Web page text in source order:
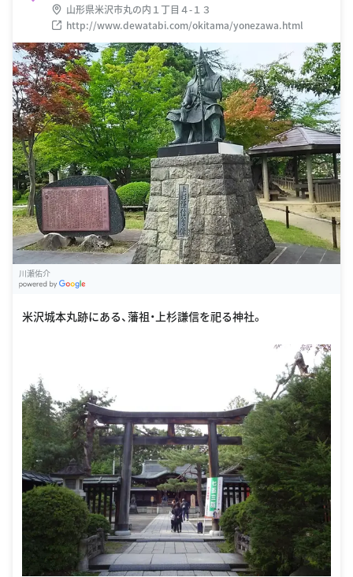
山形県米沢市丸の内１丁目４-１３
http://www.dewatabi.com/okitama/yonezawa.html
川瀬佑介
米沢城本丸跡にある、藩祖・上杉謙信を祀る神社。